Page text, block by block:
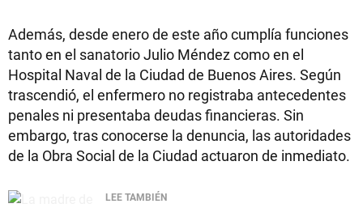
Además, desde enero de este año cumplía funciones
tanto en el sanatorio Julio Méndez como en el
Hospital Naval de la Ciudad de Buenos Aires. Según
trascendió, el enfermero no registraba antecedentes
penales ni presentaba deudas financieras. Sin
embargo, tras conocerse la denuncia, las autoridades
de la Obra Social de la Ciudad actuaron de inmediato.
LEE TAMBIÉN